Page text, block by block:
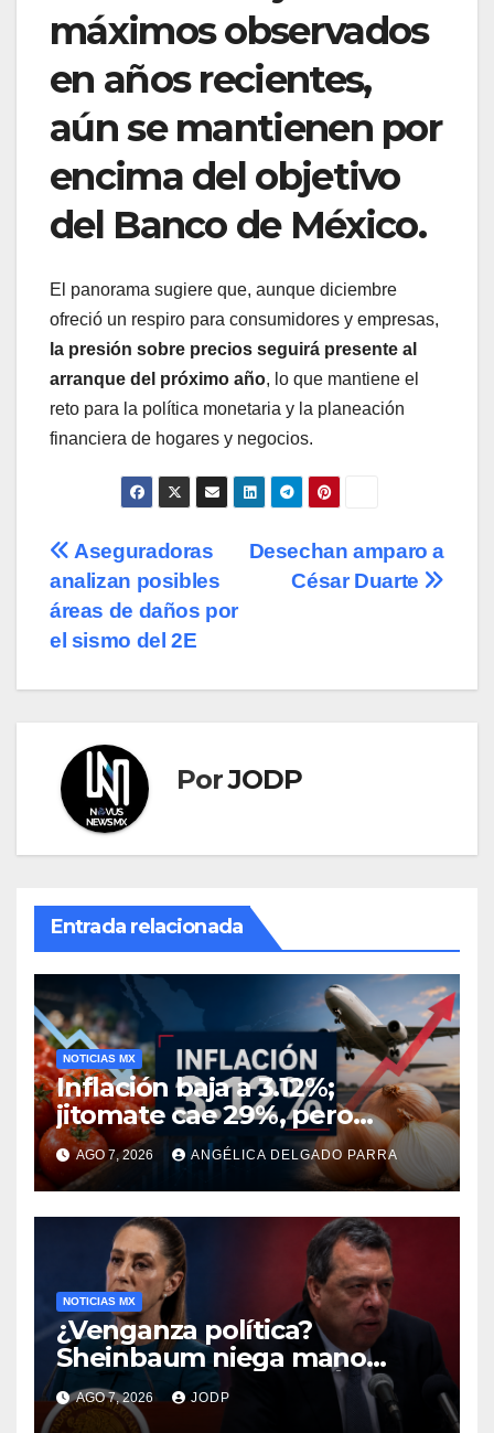
máximos observados
en años recientes,
aún se mantienen por
encima del objetivo
del Banco de México.
El panorama sugiere que, aunque diciembre
ofreció un respiro para consumidores y empresas,
la presión sobre precios seguirá presente al
arranque del próximo año, lo que mantiene el
reto para la política monetaria y la planeación
financiera de hogares y negocios.
Navegación
de
entradas
Desechan amparo a
César Duarte
Aseguradoras
analizan posibles
áreas de daños por
el sismo del 2E
PorJODP
Entrada relacionada
NOTICIAS MX
Inflación baja a 3.12%;
jitomate cae 29%, pero
cebolla y vuelos se
encarecen
AGO 7, 2026 ANGÉLICA DELGADO PARRA
NOTICIAS MX
¿Venganza política?
Sheinbaum niega mano
negra en captura de Ángel
Aguirre
AGO 7, 2026 JODP